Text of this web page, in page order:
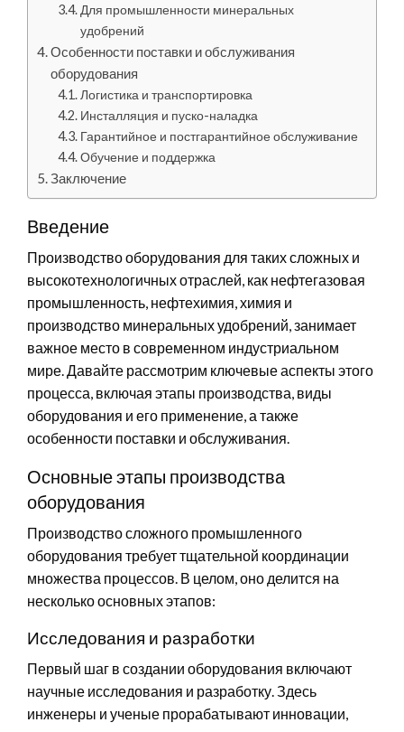
Для промышленности минеральных
удобрений
Особенности поставки и обслуживания
оборудования
Логистика и транспортировка
Инсталляция и пуско-наладка
Гарантийное и постгарантийное обслуживание
Обучение и поддержка
Заключение
Введение
Производство оборудования для таких сложных и
высокотехнологичных отраслей, как нефтегазовая
промышленность, нефтехимия, химия и
производство минеральных удобрений, занимает
важное место в современном индустриальном
мире. Давайте рассмотрим ключевые аспекты этого
процесса, включая этапы производства, виды
оборудования и его применение, а также
особенности поставки и обслуживания.
Основные этапы производства
оборудования
Производство сложного промышленного
оборудования требует тщательной координации
множества процессов. В целом, оно делится на
несколько основных этапов:
Исследования и разработки
Первый шаг в создании оборудования включают
научные исследования и разработку. Здесь
инженеры и ученые прорабатывают инновации,